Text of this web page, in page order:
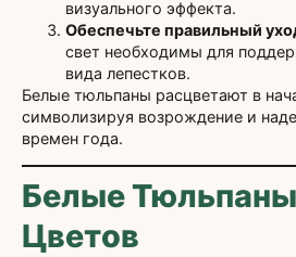
визуального эффекта.
Обеспечьте правильный
свет необходимы для
вида лепестков.
Белые тюльпаны расцветают в
символизируя возрождение и
времен года.
Белые
Цветов